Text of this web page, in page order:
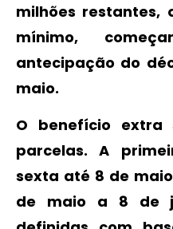
milhões restantes,
mínimo,
antecipação do
maio.
O benefício extra
parcelas. A
sexta até 8 de
de maio a 8 de